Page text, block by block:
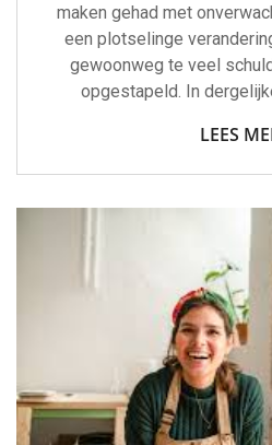
maken gehad met
een plotselinge
gewoonweg te veel
opgestapeld. In
LEES